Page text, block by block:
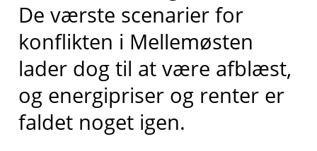
De værste scenarier for
konflikten i Mellemøsten
lader dog til at være afblæst,
og energipriser og renter er
faldet noget igen.